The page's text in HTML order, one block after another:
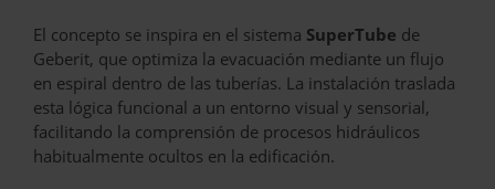
El concepto se inspira en el sistema SuperTube de
Geberit, que optimiza la evacuación mediante un flujo
en espiral dentro de las tuberías. La instalación traslada
esta lógica funcional a un entorno visual y sensorial,
facilitando la comprensión de procesos hidráulicos
habitualmente ocultos en la edificación.